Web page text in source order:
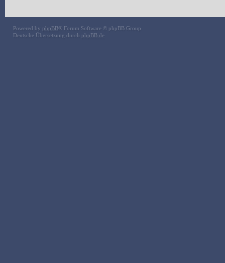
Powered by phpBB® Forum Software © phpBB Group
Deutsche Übersetzung durch phpBB.de